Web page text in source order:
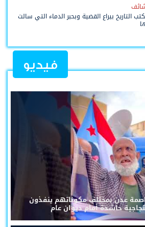
التاريخ بيراع القضية وبحبر الدماء التي سالت
فيديو
عدن بمختلف مكوناتهم ينفذون
حاشدة أمام ديوان عام